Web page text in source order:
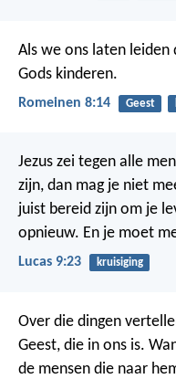
Als we ons laten leiden
Gods kinderen.
Romeinen 8:14 Geest
Jezus zei tegen alle
zijn, dan mag je niet
juist bereid zijn om je
opnieuw. En je moet
Lucas 9:23 kruisiging
Over die dingen
Geest, die in ons is.
de mensen die naar